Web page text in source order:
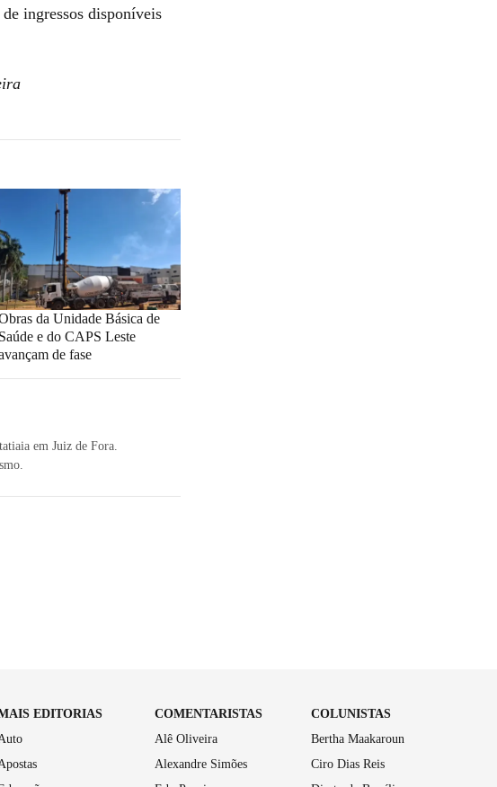
ingressos disponíveis
da Unidade Básica de
Saúde e do CAPS Leste
de fase
em Juiz de Fora.
EDITORIAS
COMENTARISTAS
Alê Oliveira
Alexandre Simões
COLUNISTAS
Bertha Maakaroun
Ciro Dias Reis